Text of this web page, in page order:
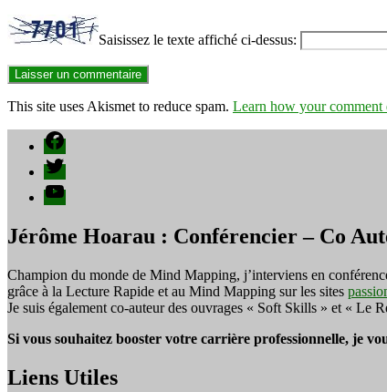
Saisissez le texte affiché ci-dessus:
This site uses Akismet to reduce spam. Learn how your comment
Facebook
Twitter
YouTube
Jérôme Hoarau : Conférencier – Co
Champion du monde de Mind Mapping, j’interviens en
grâce à la Lecture Rapide et au Mind Mapping sur les sites
Je suis également co-auteur des ouvrages « Soft Skills » et « Le
Si vous souhaitez booster votre carrière professionnelle, je
Liens Utiles